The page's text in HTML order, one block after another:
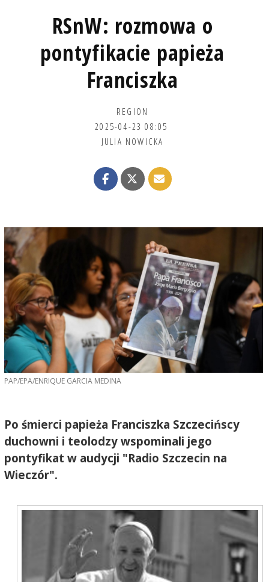
RSnW: rozmowa o
pontyfikacie papieża
Franciszka
REGION
2025-04-23 08:05
JULIA NOWICKA
PAP/EPA/ENRIQUE GARCIA MEDINA
Po śmierci papieża Franciszka Szczecińscy
duchowni i teolodzy wspominali jego
pontyfikat w audycji "Radio Szczecin na
Wieczór".